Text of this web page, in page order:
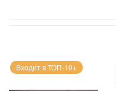
Входит в ТОП-10+